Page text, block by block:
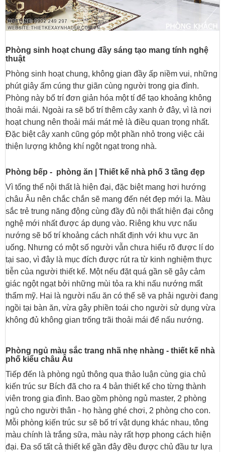
Phòng sinh hoạt chung đầy sáng tạo mang tính nghệ
thuật
Phòng sinh hoạt chung, không gian đầy ấp niềm vui, những
phút giây ấm cúng thư giãn cùng người trong gia đình.
Phòng này bố trí đơn giản hóa một tí để tạo khoảng không
thoải mái. Ngoài ra sẽ bố trí thêm cây xanh ở đây, vì là nơi
hoạt chung nên thoải mái mát mẻ là điều quan trọng nhất.
Đặc biệt cây xanh cũng góp một phần nhỏ trong việc cải
thiện lượng không khí ngột ngạt trong nhà.
Phòng bếp - phòng ăn | Thiết kế nhà phố 3 tầng đẹp
Vì tổng thể nội thất là hiện đại, đặc biệt mang hơi hướng
châu Âu nên chắc chắn sẽ mang đến nét đẹp mới lạ. Màu
sắc trẻ trung năng động cùng đầy đủ nội thất hiện đại công
nghệ mới nhất được áp dụng vào. Riêng khu vực nấu
nướng sẽ bố trí khoảng cách nhất định với khu vực ăn
uống. Nhưng có một số người vẫn chưa hiểu rõ được lí do
tại sao, vì đây là mục đích được rút ra từ kinh nghiệm thực
tiễn của người thiết kế. Một nếu đặt quá gần sẽ gây cảm
giác ngột ngạt bởi những mùi tỏa ra khi nấu nướng mất
thẩm mỹ. Hai là người nấu ăn có thể sẽ va phải người đang
ngồi tại bàn ăn, vừa gây phiền toái cho người sử dụng vừa
không đủ không gian trống trãi thoải mái để nấu nướng.
Phòng ngủ màu sắc trang nhã nhẹ nhàng - thiết kế nhà
phố kiểu châu Âu
Tiếp đến là phòng ngủ thông qua thảo luận cùng gia chủ
kiến trúc sư Bích đã cho ra 4 bản thiết kế cho từng thành
viên trong gia đình. Bao gồm phòng ngủ master, 2 phòng
ngủ cho người thân - họ hàng ghé chơi, 2 phòng cho con.
Mỗi phòng kiến trúc sư sẽ bố trí vật dụng khác nhau, tông
màu chính là trắng sữa, màu này rất hợp phong cách hiện
đại. Đa số tất cả thiết kế gần đây đều được chủ đầu tư lựa